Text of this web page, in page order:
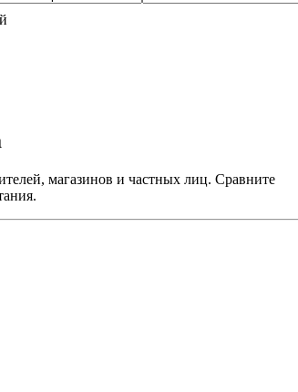
магазинов и частных лиц. Сравните